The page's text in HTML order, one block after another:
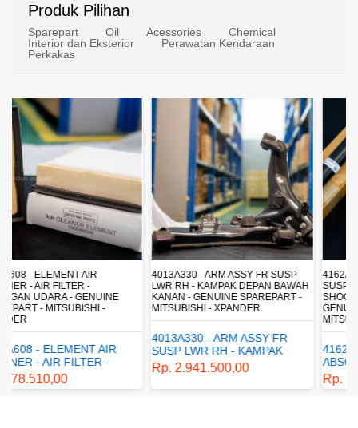
Produk Pilihan
Sparepart Oil Acessories
Chemical
Interior dan Eksterior
Perawatan Kendaraan
Perkakas
4013A330 - ARM ASSY FR SUSP
LWR RH - KAMPAK DEPAN BAWAH
KANAN - GENUINE SPAREPART -
MITSUBISHI - XPANDER
SUSP LWR RH - KAMPAK
DEPAN BAWAH KANAN -
GENUINE SPAREPART -
MITSUBISHI - XPANDER
Rp. 2.941.500,00
4162A413 - SHOCK ABSORBER RR
SUSP - SUSPENSI BELAKANG -
SHOCKBREAKER BELAKANG -
GENUINE SPAREPART -
MITSUBISHI - XPANDER
4162A413 - SHOCK
ABSORBER RR SUSP -
SUSPENSI BELAKANG -
SHOCKBREAKER BELAKANG